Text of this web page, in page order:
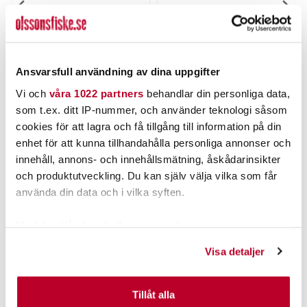
Ansvarsfull användning av dina uppgifter
Vi och våra 1022 partners behandlar din personliga data,
som t.ex. ditt IP-nummer, och använder teknologi såsom
cookies för att lagra och få tillgång till information på din
enhet för att kunna tillhandahålla personliga annonser och
innehåll, annons- och innehållsmätning, åskådarinsikter
och produktutveckling. Du kan själv välja vilka som får
använda din data och i vilka syften.
Identifiera din enhet genom att aktivt skanna den för
specifika kännetecken (fingeravtryck)
Visa detaljer
Tillåt alla
THE PIG
Pig Jig Spin 15g
69,00 krTidigare pris:
69,00 kr
FINNS I LAGER.
LÄS MER
STRIKE PRO
Strike Pro Astro Vibe
99,00 krTidigare pris
99,00 kr
FINNS I LAGER.
LÄS MER
ANDRA TITTADE OCKSÅ PÅ